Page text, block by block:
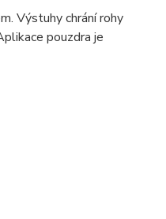
Výstuhy chrání rohy
pouzdra je